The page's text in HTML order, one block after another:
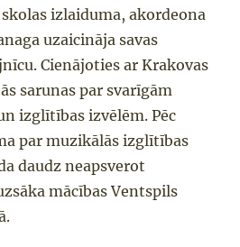
olas izlaiduma,akordeona
uzaicināja savas
. Cienājoties ar Krakovas
sarunas par svarīgām
izglītības izvēlēm. Pēc
par muzikālās izglītības
daudz neapsverot
mācības Ventspils